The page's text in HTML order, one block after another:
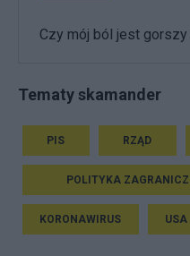
Czy mój ból jest gorszy
Tematy skamander
PIS RZĄD
POLITYKA
KORONAWIRUS USA